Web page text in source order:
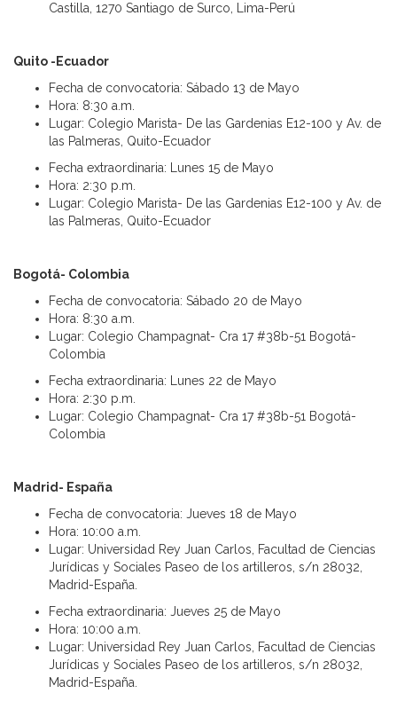
Castilla, 1270 Santiago de Surco, Lima-Perú
Quito -Ecuador
Fecha de convocatoria: Sábado 13 de Mayo
Hora: 8:30 a.m.
Lugar: Colegio Marista- De las Gardenias E12-100 y Av. de
las Palmeras, Quito-Ecuador
Fecha extraordinaria: Lunes 15 de Mayo
Hora: 2:30 p.m.
Lugar: Colegio Marista- De las Gardenias E12-100 y Av. de
las Palmeras, Quito-Ecuador
Bogotá- Colombia
Fecha de convocatoria: Sábado 20 de Mayo
Hora: 8:30 a.m.
Lugar: Colegio Champagnat- Cra 17 #38b-51 Bogotá-
Colombia
Fecha extraordinaria: Lunes 22 de Mayo
Hora: 2:30 p.m.
Lugar: Colegio Champagnat- Cra 17 #38b-51 Bogotá-
Colombia
Madrid- España
Fecha de convocatoria: Jueves 18 de Mayo
Hora: 10:00 a.m.
Lugar: Universidad Rey Juan Carlos, Facultad de Ciencias
Jurídicas y Sociales Paseo de los artilleros, s/n 28032,
Madrid-España.
Fecha extraordinaria: Jueves 25 de Mayo
Hora: 10:00 a.m.
Lugar: Universidad Rey Juan Carlos, Facultad de Ciencias
Jurídicas y Sociales Paseo de los artilleros, s/n 28032,
Madrid-España.